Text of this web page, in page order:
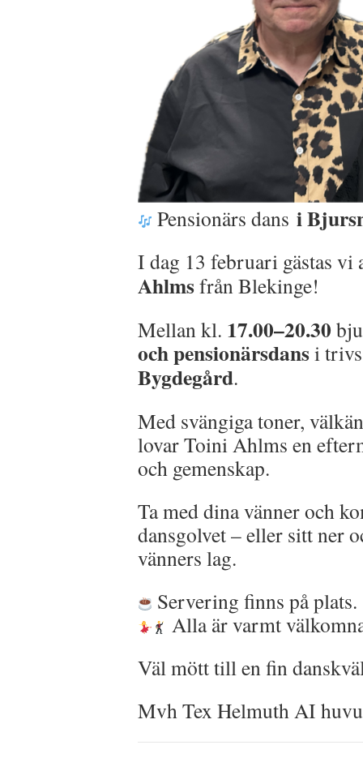
Pensionärs dans i
I dag 13 februari gästas vi
Ahlmsfrån Blekinge!
Mellan kl. 17.00–20.30
och pensionärsdansi
Bygdegård.
Med svängiga toner,
lovar Toini Ahlms en
och gemenskap.
Ta med dina vänner och
dansgolvet – eller sitt ner
vänners lag.
Servering finns på plats.
Alla är varmt
Väl mött till en fin
Mvh Tex Helmuth AI